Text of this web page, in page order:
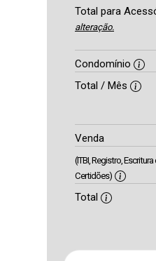
Total para
alteração.
Condomínio
Total / Mês
Venda
(ITBI, Registro, Escritura
Certidões)
Total